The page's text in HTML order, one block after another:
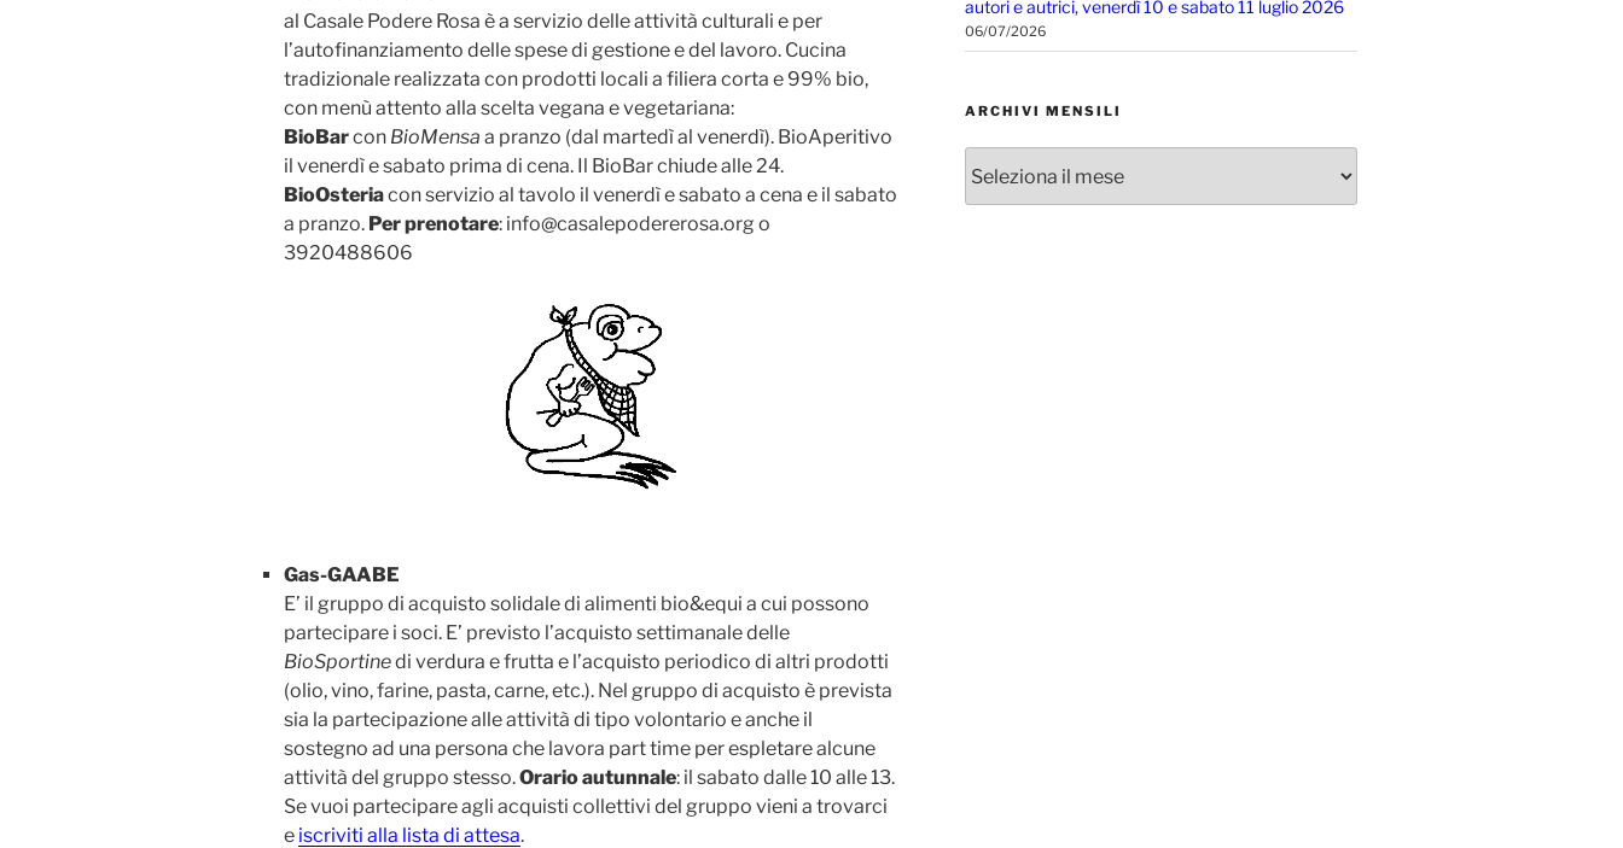
al Casale Podere Rosa è a servizio delle attività culturali e per
l’autofinanziamento delle spese di gestione e del lavoro. Cucina
tradizionale realizzata con prodotti locali a filiera corta e 99% bio,
con menù attento alla scelta vegana e vegetariana:
BioBarcon BioMensa a pranzo (dal martedì al venerdì). BioAperitivo
il venerdì e sabato prima di cena. Il BioBar chiude alle 24.
BioOsteriacon servizio al tavolo il venerdì e sabato a cena e il sabato
a pranzo. Per prenotare: info@casalepodererosa.org o
3920488606
Gas-GAABE
E’ il gruppo di acquisto solidale di alimenti bio&equi a cui possono
partecipare i soci. E’ previsto l’acquisto settimanale delle
BioSportinedi verdura e frutta e l’acquisto periodico di altri prodotti
(olio, vino, farine, pasta, carne, etc.). Nel gruppo di acquisto è prevista
sia la partecipazione alle attività di tipo volontario e anche il
sostegno ad una persona che lavora part time per espletare alcune
attività del gruppo stesso.Orario autunnale: il sabato dalle 10 alle 13.
Se vuoi partecipare agli acquisti collettivi del gruppo vieni a trovarci
e iscriviti alla lista di attesa.
autori e autrici, venerdì 10 e sabato 11 luglio 2026
06/07/2026
ARCHIVI MENSILI
mensili